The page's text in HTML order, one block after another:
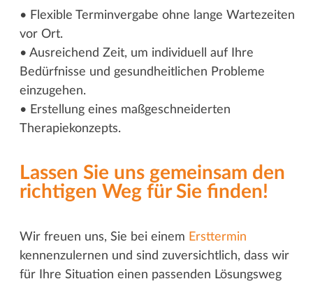
• Flexible Terminvergabe ohne lange Wartezeiten
vor Ort.
• Ausreichend Zeit, um individuell auf Ihre
Bedürfnisse und gesundheitlichen Probleme
einzugehen.
• Erstellung eines maßgeschneiderten
Therapiekonzepts.
Lassen Sie uns gemeinsam den
richtigen Weg für Sie finden!
Wir freuen uns, Sie bei einem Ersttermin
kennenzulernen und sind zuversichtlich, dass wir
für Ihre Situation einen passenden Lösungsweg